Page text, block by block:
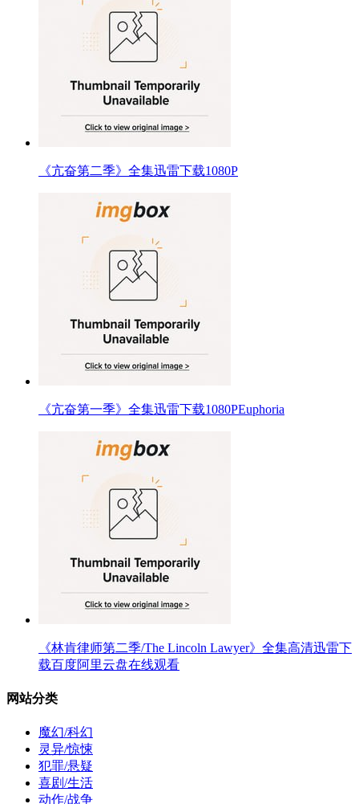
《亢奋第二季》全集迅雷下载1080P
《亢奋第一季》全集迅雷下载1080PEuphoria
《林肯律师第二季/The Lincoln Lawyer》全集高清迅雷下
载百度阿里云盘在线观看
网站分类
魔幻/科幻
灵异/惊悚
犯罪/悬疑
喜剧/生活
动作/战争